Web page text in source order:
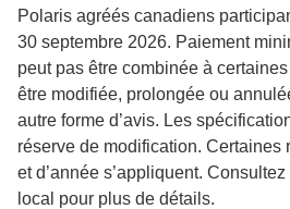
Polaris agréés canadiens
30 septembre 2026. Paiement
peut pas être combinée à
être modifiée, prolongée ou
autre forme d’avis. Les
réserve de modification. Certaines
et d’année s’appliquent.
local pour plus de détails.